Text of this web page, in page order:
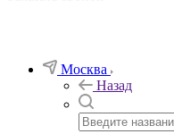
Москва
Назад